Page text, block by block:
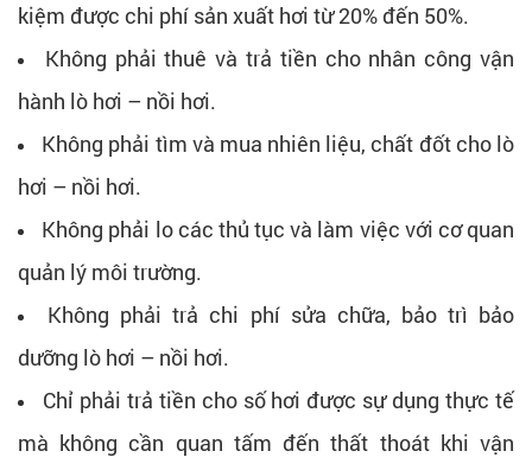
kiệm được chi phí sản xuất hơi từ 20% đến 50%.
Không phải thuê và trả tiền cho nhân công vận
hành lò hơi – nồi hơi.
Không phải tìm và mua nhiên liệu, chất đốt cho lò
hơi – nồi hơi.
Không phải lo các thủ tục và làm việc với cơ quan
quản lý môi trường.
Không phải trả chi phí sửa chữa, bảo trì bảo
dưỡng lò hơi – nồi hơi.
Chỉ phải trả tiền cho số hơi được sự dụng thực tế
mà không cần quan tấm đến thất thoát khi vận